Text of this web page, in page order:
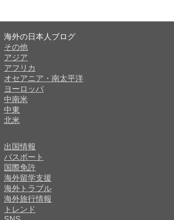
海外の日本人ブログ
その他
アジア
アフリカ
オセアニア・南太平洋
ヨーロッパ
中南米
中東
北米
出国情報
パスポート
国際免許
海外留学支援
海外トラブル
海外旅行情報
トレンド